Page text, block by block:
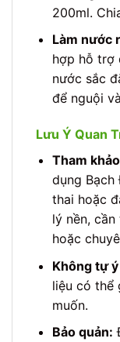
200ml.
Làm nước
hợp hỗ trợ
nước sắc
để nguội
Lưu Ý Quan
Tham
dụng
thai hoặc
lý nền,
hoặc
Không tự
liệu có thể
muốn.
Bảo quản: